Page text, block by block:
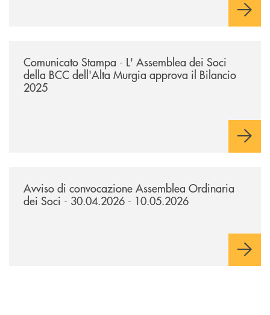
Comunicato Stampa - L' Assemblea dei Soci
della BCC dell'Alta Murgia approva il Bilancio
2025
Avviso di convocazione Assemblea Ordinaria
dei Soci - 30.04.2026 - 10.05.2026